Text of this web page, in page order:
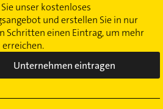
unser kostenloses
und erstellen Sie in nur
Schritten einen Eintrag, um mehr
erreichen.
Unternehmen eintragen